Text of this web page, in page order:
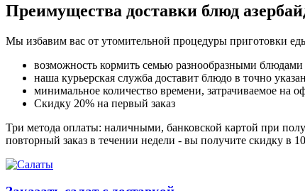
Преимущества доставки блюд
Мы избавим вас от утомительной процедуры приготовки
возможность кормить семью разнообразными блюдами
наша курьерская служба доставит блюдо в точно
минимальное количество времени, затрачиваемое на
Скидку 20% на первый заказ
Три метода оплаты: наличными, банковской картой при
повторный заказ в течении недели - вы получите скидку в